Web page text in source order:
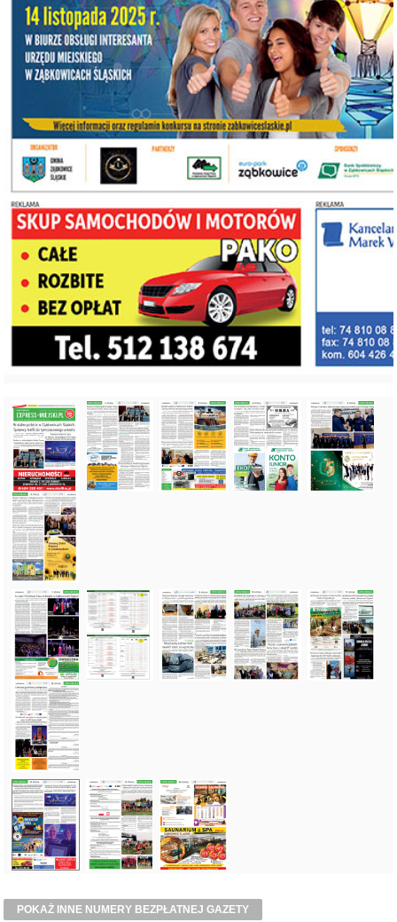
POKAŻ INNE NUMERY BEZPŁATNEJ GAZETY